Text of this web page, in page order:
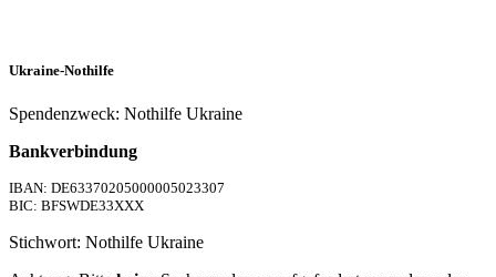
Ukraine-Nothilfe
Spendenzweck: Nothilfe Ukraine
Bankverbindung
IBAN: DE63370205000005023307
BIC: BFSWDE33XXX
Stichwort: Nothilfe Ukraine